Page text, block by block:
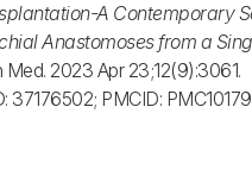
A Contemporary
Anastomoses from a
Med. 2023 Apr 23;12(9):3061.
37176502; PMCID: